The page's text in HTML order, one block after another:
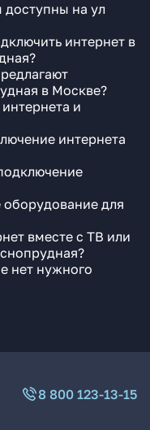
доступны на ул
интернет в
в Москве?
и
интернета
для
вместе с ТВ или
нет нужного
8 800 123-13-15